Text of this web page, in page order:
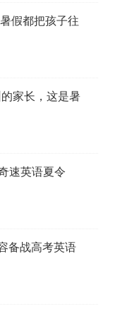
假都把孩子往
家长，这是暑
速英语夏令
备战高考英语